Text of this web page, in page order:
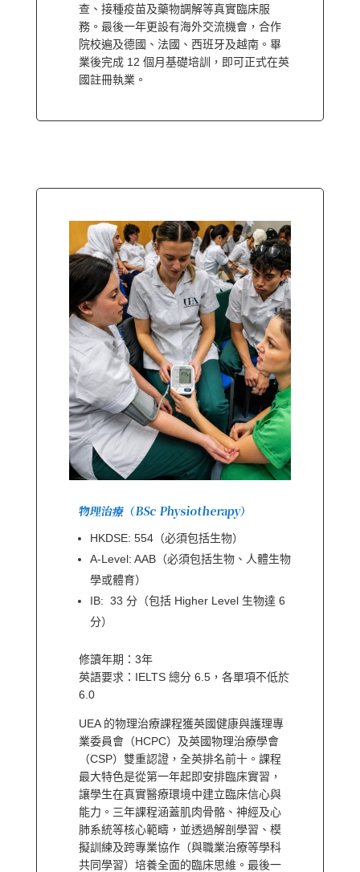
查、接種疫苗及藥物調解等真實臨床服
務。最後一年更設有海外交流機會，合作
院校遍及德國、法國、西班牙及越南。畢
業後完成 12 個月基礎培訓，即可正式在英
國註冊執業。
物理治療（BSc Physiotherapy）
HKDSE: 554（必須包括生物）
A-Level: AAB（必須包括生物、人體生物
學或體育）
IB: 33 分（包括 Higher Level 生物達 6
分）
修讀年期：3年
英語要求：IELTS 總分 6.5，各單項不低於
6.0
UEA 的物理治療課程獲英國健康與護理專
業委員會（HCPC）及英國物理治療學會
（CSP）雙重認證，全英排名前十。課程
最大特色是從第一年起即安排臨床實習，
讓學生在真實醫療環境中建立臨床信心與
能力。三年課程涵蓋肌肉骨骼、神經及心
肺系統等核心範疇，並透過解剖學習、模
擬訓練及跨專業協作（與職業治療等學科
共同學習）培養全面的臨床思維。最後一